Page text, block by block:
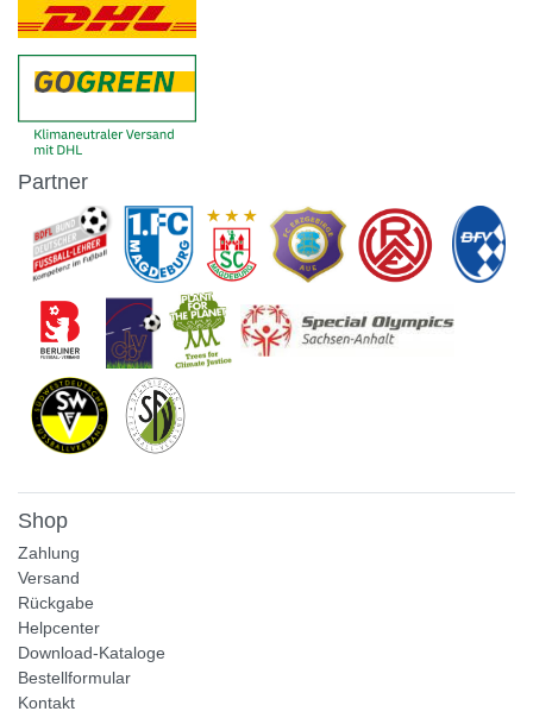
Partner
Shop
Zahlung
Versand
Rückgabe
Helpcenter
Download-Kataloge
Bestellformular
Kontakt